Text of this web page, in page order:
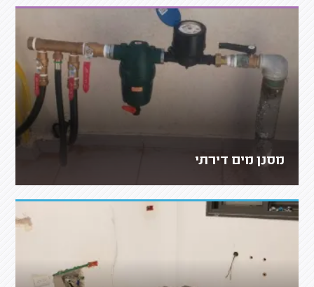
מסנן מים דירתי